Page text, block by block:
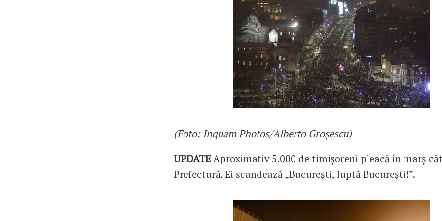
(Foto: Inquam Photos/Alberto Groșescu)
UPDATEAproximativ 5.000 de timișoreni pleacă în marș
Prefectură. Ei scandează „București, luptă București!”.